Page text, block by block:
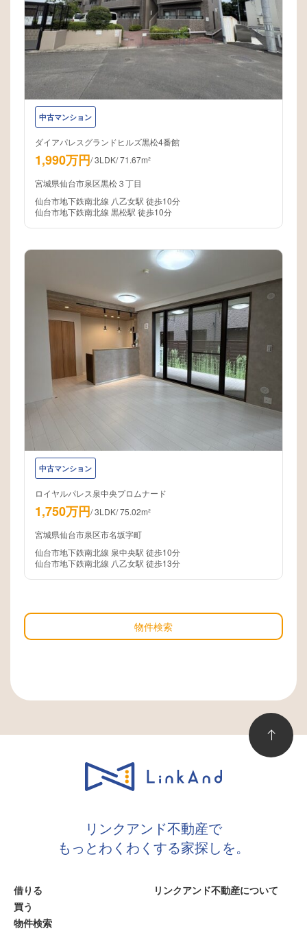
中古マンション
ダイアパレスグランドヒルズ黒松4番館
1,990万円/3LDK/71.67m²
宮城県仙台市泉区黒松３丁目
仙台市地下鉄南北線 八乙女駅 徒歩10分
仙台市地下鉄南北線 黒松駅 徒歩10分
中古マンション
ロイヤルパレス泉中央プロムナード
1,750万円/3LDK/75.02m²
宮城県仙台市泉区市名坂字町
仙台市地下鉄南北線 泉中央駅 徒歩10分
仙台市地下鉄南北線 八乙女駅 徒歩13分
物件検索
リンクアンド不動産で
もっとわくわくする家探しを。
借りる
買う
物件検索
リンクアンド不動産について